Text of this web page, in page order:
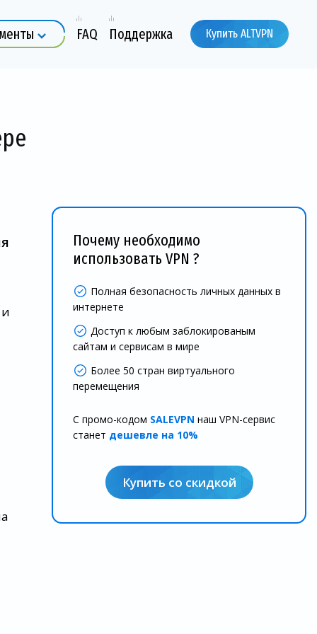
FAQ Поддержка Купить ALTVPN
Почему необходимо
использовать VPN ?
Полная безопасность личных данных в
интернете
Доступ к любым заблокированым
сайтам и сервисам в мире
Более 50 стран виртуального
перемещения
С промо-кодом SALEVPN наш VPN-сервис
станет дешевле на 10%
Купить со скидкой